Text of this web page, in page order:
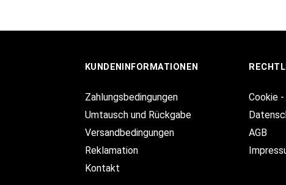
KUNDENINFORMATIONEN
Zahlungsbedingungen
Umtausch und Rückgabe
Versandbedingungen
Reklamation
Kontakt
Cookie
AGB